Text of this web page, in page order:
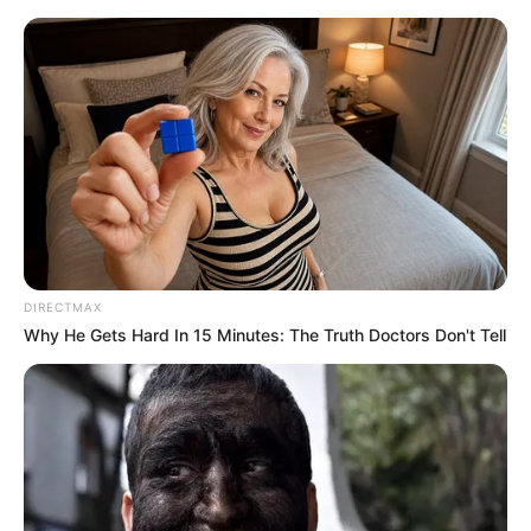
Berechnung der Route: Sechs-Seen-Platte
Duisburg-Wedau
Morgen ist Hohes Friedensfest (in Augsburg ein
Feiertag): Sonnabend, den 08.08.2026
Der Startpunkt wird per GPS berechnet:
DIRECTMAX
Why He Gets Hard In 15 Minutes: The Truth Doctors Don't Tell